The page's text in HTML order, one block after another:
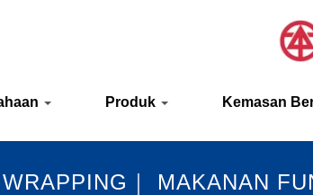
Produk Kemasan
｜ MAKANAN